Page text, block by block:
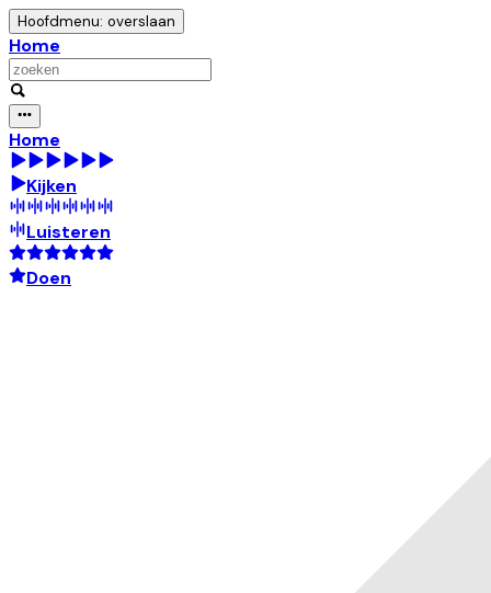
Hoofdmenu: overslaan
Home
Home
Kijken
Luisteren
Doen